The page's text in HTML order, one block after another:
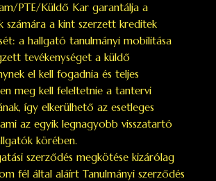
PTE/Küldő Kar garantálja a
számára a kint szerzett kreditek
a hallgató tanulmányi mobilitása
tevékenységet a küldő
el kell fogadnia és teljes
meg kell feleltetnie a tantervi
így elkerülhető az esetleges
ami az egyik legnagyobb visszatartó
körében.
szerződés megkötése kizárólag
fél által aláírt Tanulmányi szerződés